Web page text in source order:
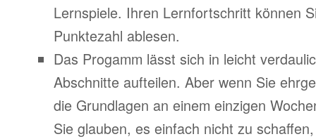
Lernspiele. Ihren Lernfortschritt können
Punktezahl ablesen.
Das Progamm lässt sich in leicht
Abschnitte aufteilen. Aber wenn Sie
die Grundlagen an einem einzigen
Sie glauben, es einfach nicht zu